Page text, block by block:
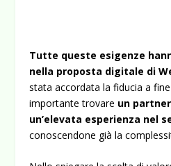
Tutte queste esigenze
nella proposta digitale di
stata accordata la fiducia a
importante trovare un
un’elevata esperienza nel
conoscendone già la